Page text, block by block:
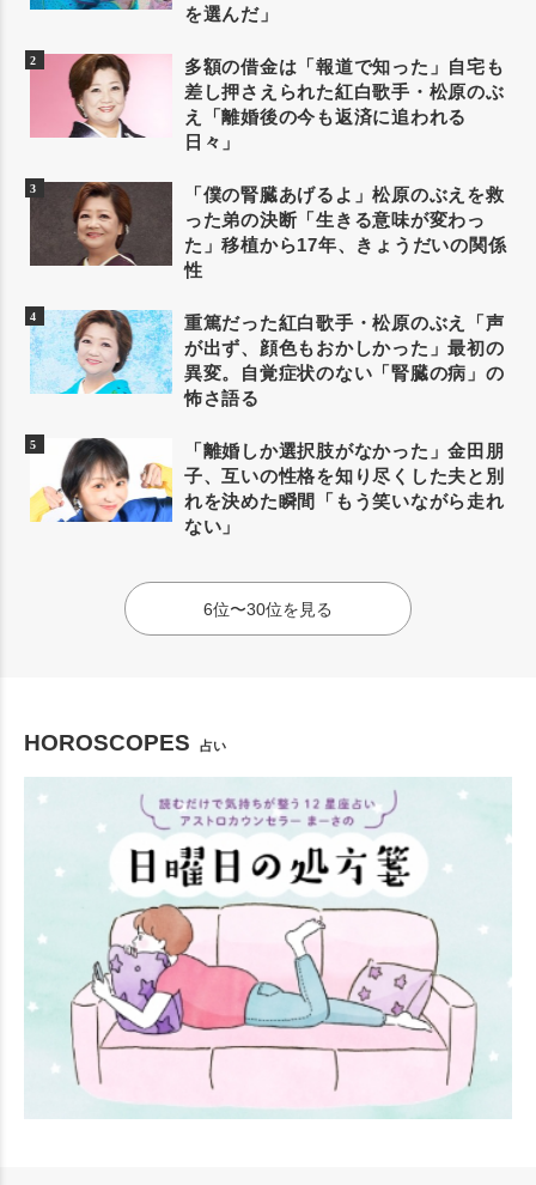
を選んだ」
多額の借金は「報道で知った」自宅も
差し押さえられた紅白歌手・松原のぶ
え「離婚後の今も返済に追われる
日々」
「僕の腎臓あげるよ」松原のぶえを救
った弟の決断「生きる意味が変わっ
た」移植から17年、きょうだいの関係
性
重篤だった紅白歌手・松原のぶえ「声
が出ず、顔色もおかしかった」最初の
異変。自覚症状のない「腎臓の病」の
怖さ語る
「離婚しか選択肢がなかった」金田朋
子、互いの性格を知り尽くした夫と別
れを決めた瞬間「もう笑いながら走れ
ない」
6位〜30位を見る
HOROSCOPES 占い